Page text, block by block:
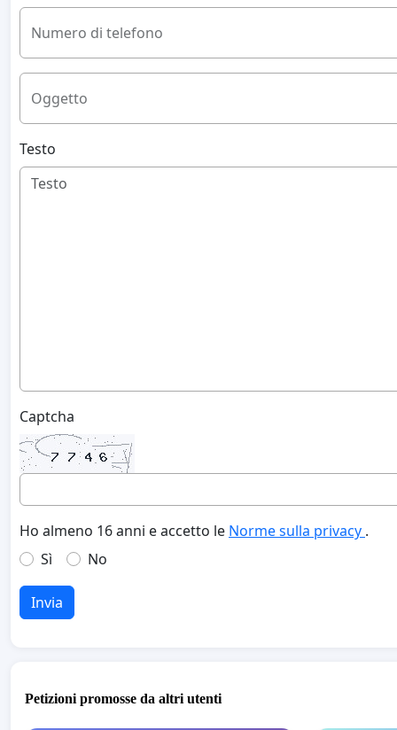
Numero di telefono
Oggetto
Testo
Captcha
Ho almeno 16 anni e accetto le Norme sulla privacy .
Sì
No
Invia
Petizioni promosse da altri utenti